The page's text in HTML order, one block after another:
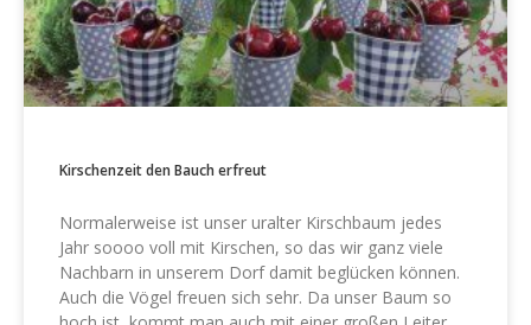
Kirschenzeit den Bauch erfreut
Normalerweise ist unser uralter Kirschbaum jedes
Jahr soooo voll mit Kirschen, so das wir ganz viele
Nachbarn in unserem Dorf damit beglücken können.
Auch die Vögel freuen sich sehr. Da unser Baum so